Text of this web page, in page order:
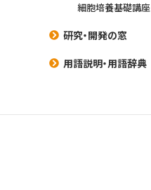
細胞培養基礎講座
研究・開発の窓
用語説明・用語辞典